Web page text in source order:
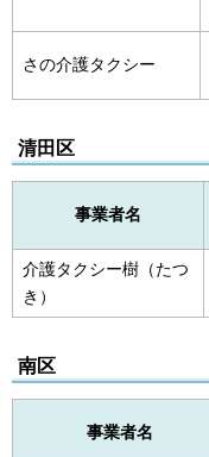
さの介護タクシー
清田区
事業者名
介護タクシー樹（たつ
き）
南区
事業者名